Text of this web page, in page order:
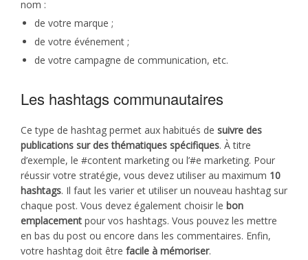
nom :
de votre marque ;
de votre événement ;
de votre campagne de communication, etc.
Les hashtags communautaires
Ce type de hashtag permet aux habitués de suivre des
publications sur des thématiques spécifiques. À titre
d’exemple, le #content marketing ou l’#e marketing. Pour
réussir votre stratégie, vous devez utiliser au maximum 10
hashtags. Il faut les varier et utiliser un nouveau hashtag sur
chaque post. Vous devez également choisir le bon
emplacement pour vos hashtags. Vous pouvez les mettre
en bas du post ou encore dans les commentaires. Enfin,
votre hashtag doit être facile à mémoriser.